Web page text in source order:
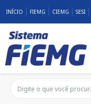
INÍCIO FIEMG CIEMG SESI